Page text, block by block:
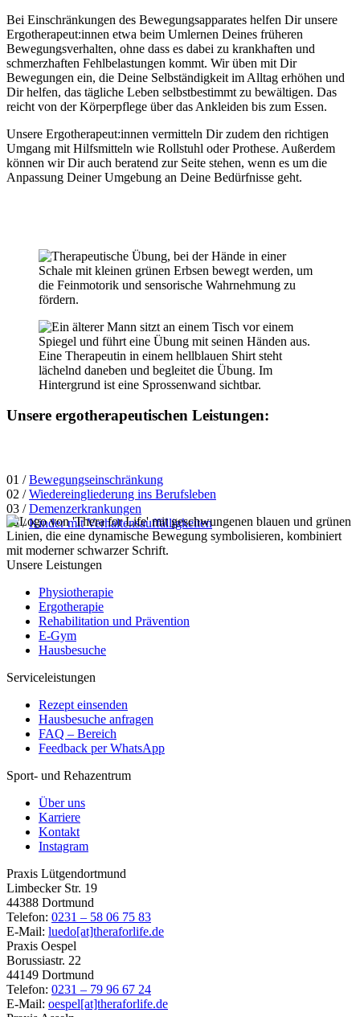
Bei Einschränkungen des Bewegungsapparates helfen Dir unsere
Ergotherapeut:innen etwa beim Umlernen Deines früheren
Bewegungsverhalten, ohne dass es dabei zu krankhaften und
schmerzhaften Fehlbelastungen kommt. Wir üben mit Dir
Bewegungen ein, die Deine Selbständigkeit im Alltag erhöhen und
Dir helfen, das tägliche Leben selbstbestimmt zu bewältigen. Das
reicht von der Körperpflege über das Ankleiden bis zum Essen.
Unsere Ergotherapeut:innen vermitteln Dir zudem den richtigen
Umgang mit Hilfsmitteln wie Rollstuhl oder Prothese. Außerdem
können wir Dir auch beratend zur Seite stehen, wenn es um die
Anpassung Deiner Umgebung an Deine Bedürfnisse geht.
Unsere ergotherapeutischen Leistungen:
01 / Bewegungseinschränkung
02 / Wiedereingliederung ins Berufsleben
03 / Demenzerkrankungen
04 / Kinder mit Verhaltensauffälligkeiten
Unsere Leistungen
Physiotherapie
Ergotherapie
Rehabilitation und Prävention
E-Gym
Hausbesuche
Serviceleistungen
Rezept einsenden
Hausbesuche anfragen
FAQ – Bereich
Feedback per WhatsApp
Sport- und Rehazentrum
Über uns
Karriere
Kontakt
Instagram
Praxis Lütgendortmund
Limbecker Str. 19
44388 Dortmund
Telefon: 0231 – 58 06 75 83
E-Mail: luedo[at]theraforlife.de
Praxis Oespel
Borussiastr. 22
44149 Dortmund
Telefon: 0231 – 79 96 67 24
E-Mail: oespel[at]theraforlife.de